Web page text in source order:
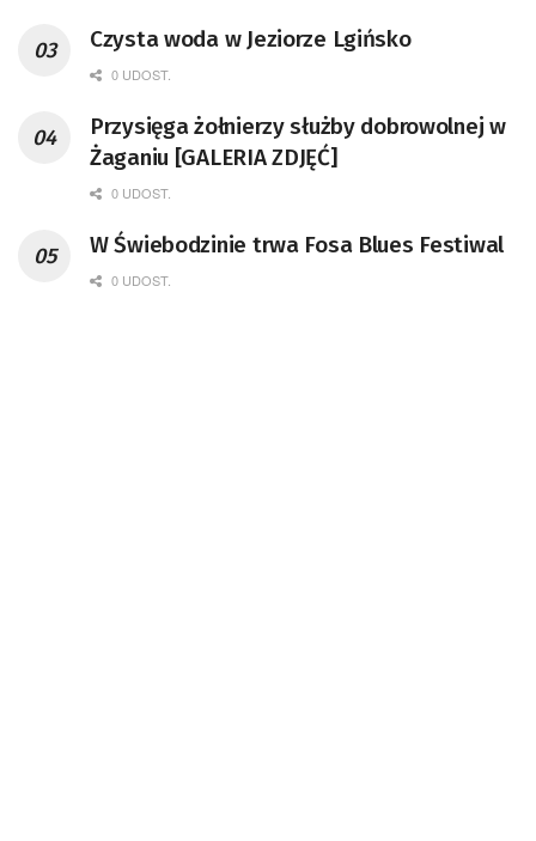
Czysta woda w Jeziorze Lgińsko
0 UDOST.
Przysięga żołnierzy służby dobrowolnej w
Żaganiu [GALERIA ZDJĘĆ]
0 UDOST.
W Świebodzinie trwa Fosa Blues Festiwal
0 UDOST.